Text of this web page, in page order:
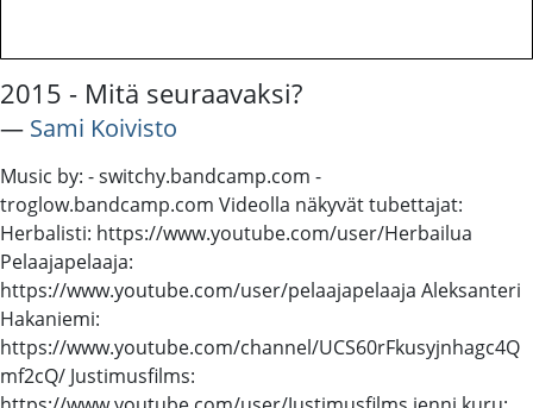
2015 - Mitä seuraavaksi?
― Sami Koivisto
Music by: - switchy.bandcamp.com -
troglow.bandcamp.com Videolla näkyvät tubettajat:
Herbalisti: https://www.youtube.com/user/Herbailua
Pelaajapelaaja:
https://www.youtube.com/user/pelaajapelaaja Aleksanteri
Hakaniemi:
https://www.youtube.com/channel/UCS60rFkusyjnhagc4Q
mf2cQ/ Justimusfilms: